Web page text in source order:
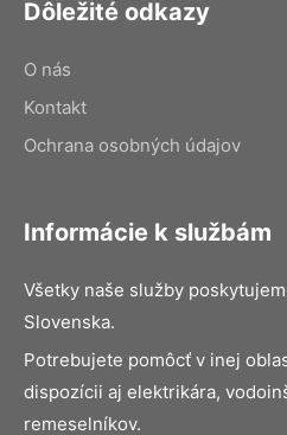
Dôležité odkazy
O nás
Kontakt
Ochrana osobných údajov
Informácie k službám
Všetky naše služby
Slovenska.
Potrebujete pomôcť v inej
dispozícii aj elektrikára,
remeselníkov.